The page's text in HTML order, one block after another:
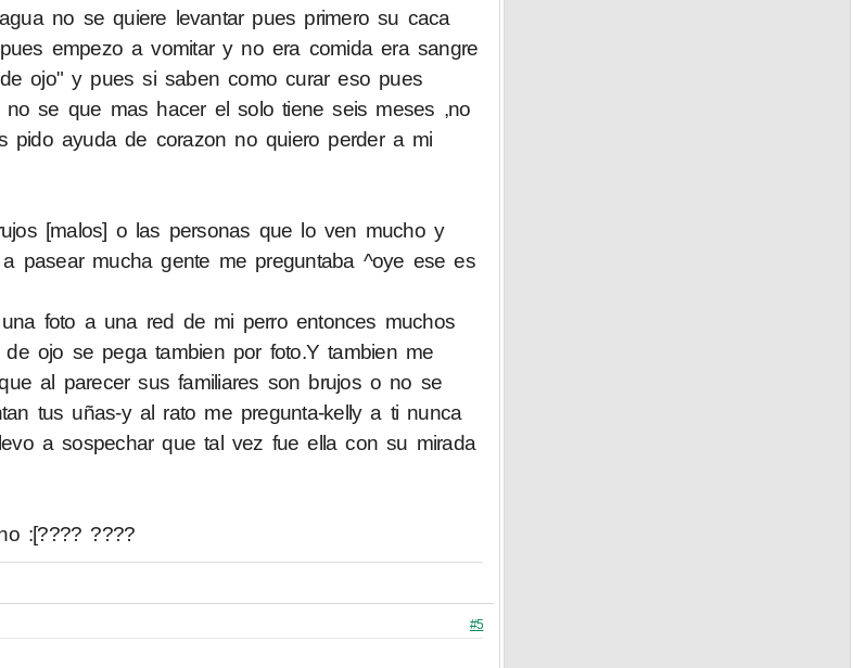
no se quiere levantar pues primero su caca
empezo a vomitar y no era comida era sangre
ojo" y pues si saben como curar eso pues
se que mas hacer el solo tiene seis meses ,no
pido ayuda de corazon no quiero perder a mi
[malos] o las personas que lo ven mucho y
pasear mucha gente me preguntaba ^oye ese es
foto a una red de mi perro entonces muchos
ojo se pega tambien por foto.Y tambien me
al parecer sus familiares son brujos o no se
tus uñas-y al rato me pregunta-kelly a ti nunca
a sospechar que tal vez fue ella con su mirada
:[???? ????
#5